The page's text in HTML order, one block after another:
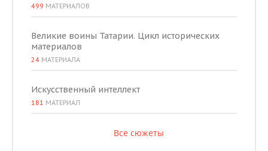
499 МАТЕРИАЛОВ
Великие воины Татарии. Цикл исторических
материалов
24 МАТЕРИАЛА
Искусственный интеллект
181 МАТЕРИАЛ
Все сюжеты